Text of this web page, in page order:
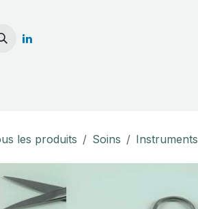
les produits Soins Instruments